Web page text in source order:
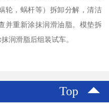
轮，蜗杆等）拆卸分解，清洁
并重新涂抹润滑油脂。模垫拆
润滑脂后组装试车。
Top